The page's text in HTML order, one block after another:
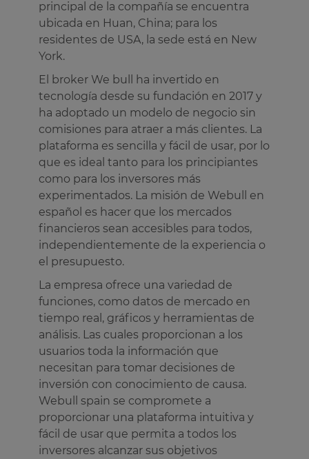
principal de la compañía se encuentra
ubicada en Huan, China; para los
residentes de USA, la sede está en New
York.
El broker We bull ha invertido en
tecnología desde su fundación en 2017 y
ha adoptado un modelo de negocio sin
comisiones para atraer a más clientes. La
plataforma es sencilla y fácil de usar, por lo
que es ideal tanto para los principiantes
como para los inversores más
experimentados. La misión de Webull en
español es hacer que los mercados
financieros sean accesibles para todos,
independientemente de la experiencia o
el presupuesto.
La empresa ofrece una variedad de
funciones, como datos de mercado en
tiempo real, gráficos y herramientas de
análisis. Las cuales proporcionan a los
usuarios toda la información que
necesitan para tomar decisiones de
inversión con conocimiento de causa.
Webull spain se compromete a
proporcionar una plataforma intuitiva y
fácil de usar que permita a todos los
inversores alcanzar sus objetivos